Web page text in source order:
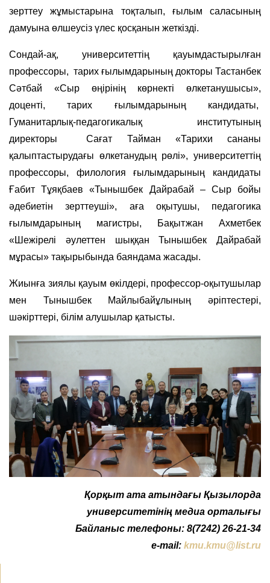
зерттеу жұмыстарына тоқталып, ғылым саласының
дамуына өлшеусіз үлес қосқанын жеткізді.
Сондай-ақ, университеттің қауымдастырылған
профессоры, тарих ғылымдарының докторы Тастанбек
Сәтбай «Сыр өңірінің көрнекті өлкетанушысы»,
доценті, тарих ғылымдарының кандидаты,
Гуманитарлық-педагогикалық институтының
директоры Сағат Тайман «Тарихи сананы
қалыптастырудағы өлкетанудың рөлі», университеттің
профессоры, филология ғылымдарының кандидаты
Ғабит Тұяқбаев «Тынышбек Дайрабай – Сыр бойы
әдебиетін зерттеуші», аға оқытушы, педагогика
ғылымдарының магистры, Бақытжан Ахметбек
«Шежірелі әулеттен шыққан Тынышбек Дайрабай
мұрасы» тақырыбында баяндама жасады.
Жиынға зиялы қауым өкілдері, профессор-оқытушылар
мен Тынышбек Майлыбайұлының әріптестері,
шәкірттері, білім алушылар қатысты.
Қорқыт ата атындағы Қызылорда
университетінің медиа орталығы
Байланыс телефоны: 8(7242) 26-21-34
e-mail: kmu.kmu@list.ru